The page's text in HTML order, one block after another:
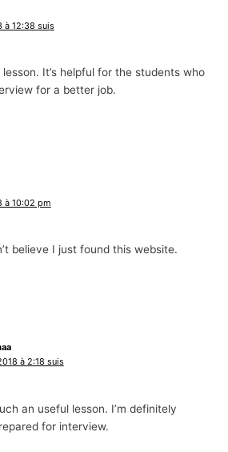
à 12:38 suis
. It’s helpful for the students who
for a better job.
à 10:02 pm
believe I just found this website.
à 2:18 suis
an useful lesson. I’m definitely
for interview.